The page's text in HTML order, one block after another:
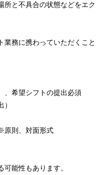
所と不具合の状態などをエク
業務に携わっていただくこと
希望シフトの提出必須
則、対面形式
能性もあります。